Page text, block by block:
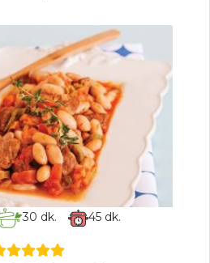
30 dk. 45dk.